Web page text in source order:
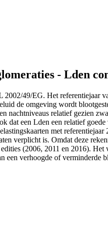
- Lden
49/EG. Het referentiejaar
de omgeving wordt
nachtniveaus relatief gezien
dat een Lden een relatief
met
verplicht is. Omdat deze
(2006, 2011 en 2016).
een verhoogde of verminderde